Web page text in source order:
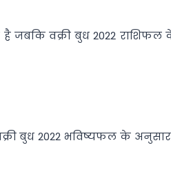
जबकि वक्री बुध 2022
बुध 2022 भविष्यफल के